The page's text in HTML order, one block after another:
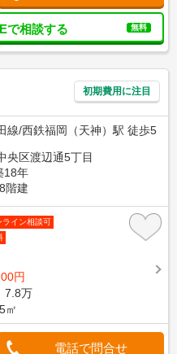
で相談する 無料
初期費用に注目
線/西鉄福岡（天神）駅 徒歩5
央区渡辺通5丁目
18年
階建
ライン相談可
円
7.8万
㎡
電話で問合せ